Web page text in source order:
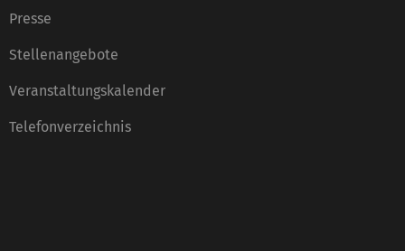
Presse
Stellenangebote
Veranstaltungskalender
Telefonverzeichnis